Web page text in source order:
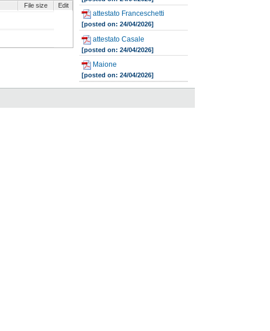
File size Edit
attestato Franceschetti
[posted on: 24/04/2026]
attestato Casale
[posted on: 24/04/2026]
Maione
[posted on: 24/04/2026]